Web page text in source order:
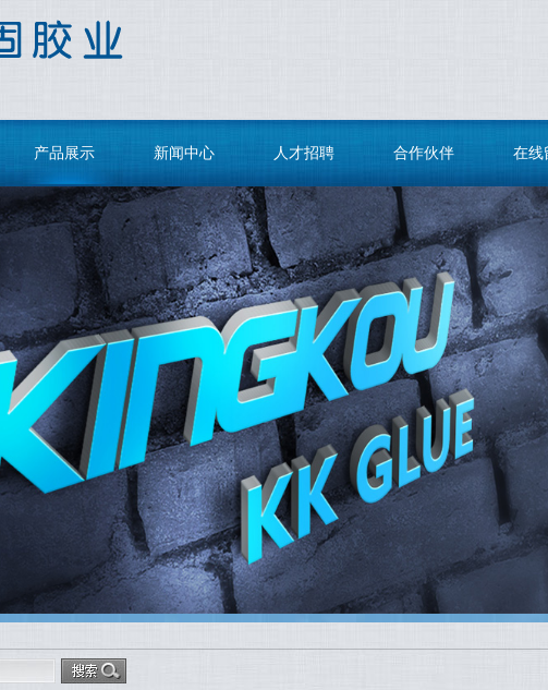
产品展示 新闻中心 人才招聘 合作伙伴 在线